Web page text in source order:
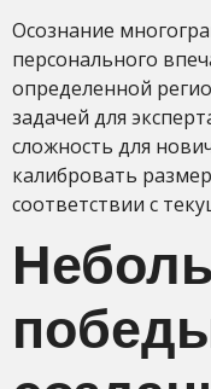
Осознание
персонального
определенной
задачей для
сложность для
калибровать
соответствии с